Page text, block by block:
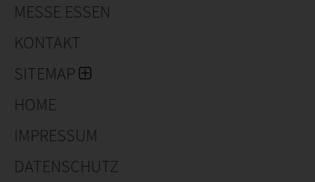
MESSE ESSEN
KONTAKT
SITEMAP
HOME
IMPRESSUM
DATENSCHUTZ